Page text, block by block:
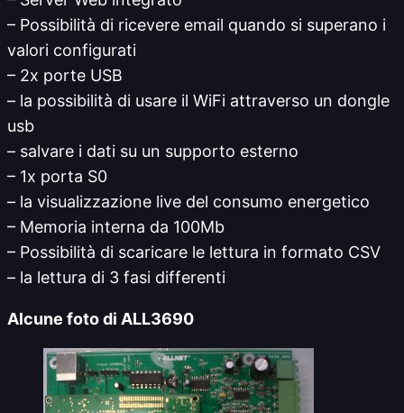
– Possibilità di ricevere email quando si superano i
valori configurati
– 2x porte USB
– la possibilità di usare il WiFi attraverso un dongle
usb
– salvare i dati su un supporto esterno
– 1x porta S0
– la visualizzazione live del consumo energetico
– Memoria interna da 100Mb
– Possibilità di scaricare le lettura in formato CSV
– la lettura di 3 fasi differenti
Alcune foto di ALL3690